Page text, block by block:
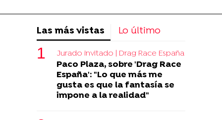
Las más vistas Lo último
Jurado invitado | Drag Race España
Paco Plaza, sobre 'Drag Race
España': "Lo que más me
gusta es que la fantasía se
impone a la realidad"